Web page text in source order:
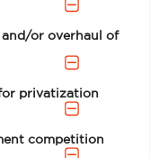
or overhaul of
privatization
competition